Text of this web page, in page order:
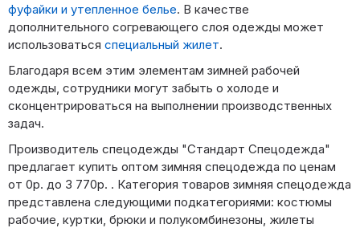
фуфайки и утепленное белье. В качестве
дополнительного согревающего слоя одежды может
использоваться специальный жилет.
Благодаря всем этим элементам зимней рабочей
одежды, сотрудники могут забыть о холоде и
сконцентрироваться на выполнении производственных
задач.
Производитель спецодежды "Стандарт Спецодежда"
предлагает купить оптом зимняя спецодежда по ценам
от 0р. до 3 770р. . Категория товаров зимняя спецодежда
представлена следующими подкатегориями: костюмы
рабочие, куртки, брюки и полукомбинезоны, жилеты